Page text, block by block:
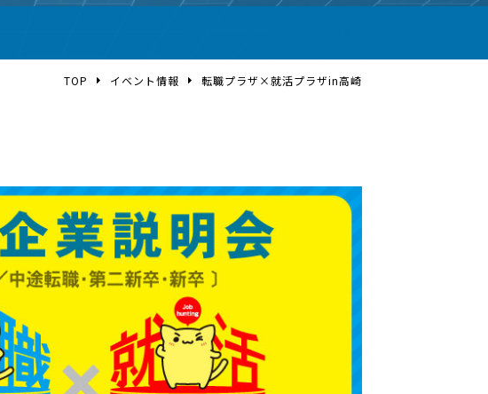
TOP イベント情報 転職プラザ×就活プラザin高崎